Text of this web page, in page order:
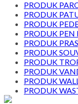
PRODUK
PRODUK
PRODUK
PRODUK PEN
PRODUK
PRODUK
PRODUK
PRODUK
PRODUK
PRODUK